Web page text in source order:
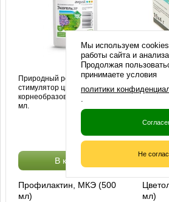
Природный регулятор роста,
стимулятор цветения и
корнеобразования. Флакон 50
мл.
В корзину
защиты
Профилактин, МКЭ (500
мл)
мл)
Мы используем
работы сайта и
Продолжая
принимаете условия
политики
.
Не